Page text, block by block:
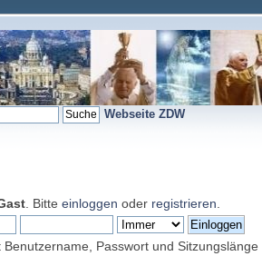
Webseite ZDW
. Bitte einloggen oder registrieren
Benutzername, Passwort und Sitzungslänge